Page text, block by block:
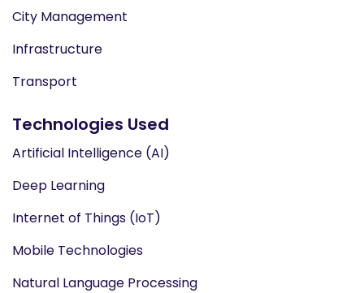
City Management
Infrastructure
Transport
Technologies Used
Artificial Intelligence (AI)
Deep Learning
Internet of Things (IoT)
Mobile Technologies
Natural Language Processing